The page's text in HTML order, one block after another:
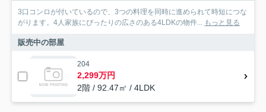
3口コンロが付いているので、3つの料理を同時に進められて時短につな
がります。4人家族にぴったりの広さのある4LDKの物件... もっと見る
販売中の部屋
204
2,299万円
2階 / 92.47㎡ / 4LDK